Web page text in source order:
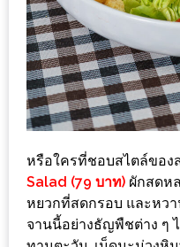
PRESENTS
PINGFAI
FESTIVAL
3
ญี่ปุ่น
ระดับ
พรีเมียม
พร้อม
หรือใครที่ชอบสไตล์ขอ
Salad (79 บาท) ผักสดห
หยวกที่สดกรอบ และหว
จานนี้อย่างธัญพืชต่าง ๆ